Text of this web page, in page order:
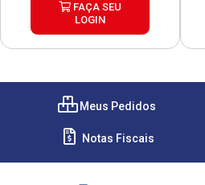
FAÇA SEU
LOGIN
Meus Pedidos
Notas Fiscais